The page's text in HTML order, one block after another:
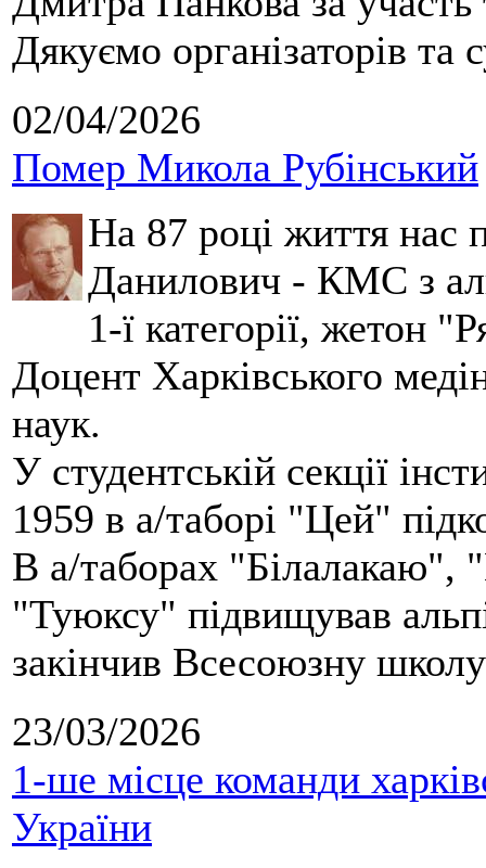
Дякуємо організаторів та
02/04/2026
Помер Микола Рубінський
На 87 році життя нас
Данилович - КМС з
1-ї категорії, жетон
Доцент Харківського
наук.
У студентській секції
1959 в а/таборі "Цей"
В а/таборах "Білалакаю",
"Туюксу" підвищував
закінчив Всесоюзну
23/03/2026
1-ше місце команди
України